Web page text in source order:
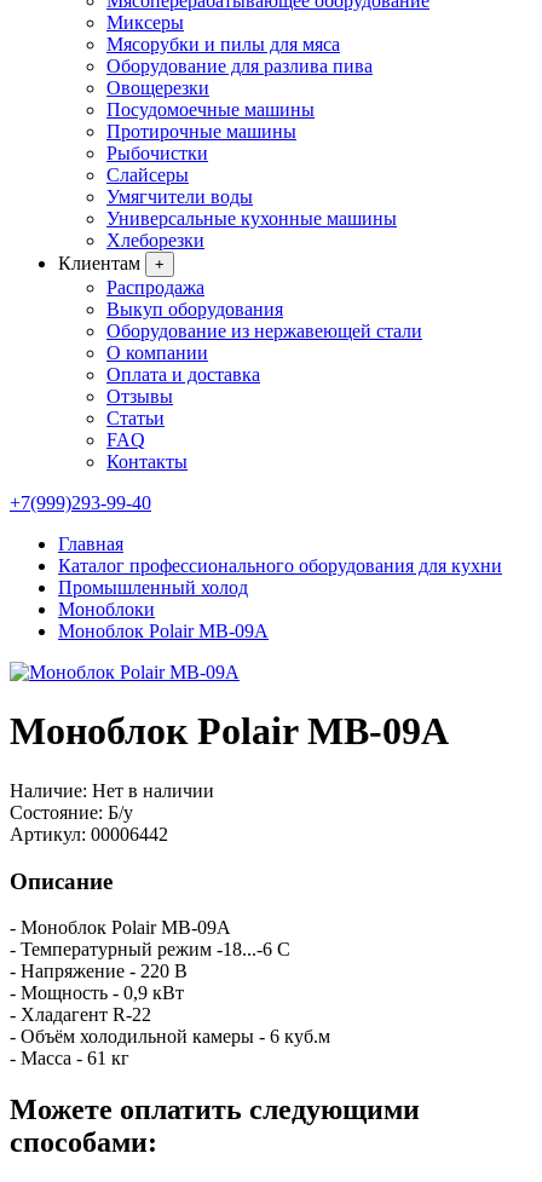
Миксеры
Мясорубки и пилы для мяса
Оборудование для разлива пива
Овощерезки
Посудомоечные машины
Протирочные машины
Рыбочистки
Слайсеры
Умягчители воды
Универсальные кухонные машины
Хлеборезки
Клиентам
+
Распродажа
Выкуп оборудования
Оборудование из нержавеющей стали
О компании
Оплата и доставка
Отзывы
Статьи
FAQ
Контакты
+7(999)293-99-40
Главная
Каталог профессионального оборудования для кухни
Промышленный холод
Моноблоки
Моноблок Polair MB-09A
Моноблок Polair MB-09A
Наличие: Нет в наличии
Состояние: Б/у
Артикул: 00006442
Описание
- Моноблок Polair MB-09A
- Температурный режим -18...-6 C
- Напряжение - 220 В
- Мощность - 0,9 кВт
- Хладагент R-22
- Объём холодильной камеры - 6 куб.м
- Масса - 61 кг
Можете оплатить следующими
способами: